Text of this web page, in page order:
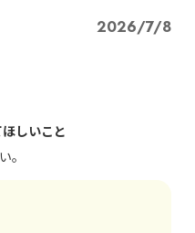
2026/7/8
しいこと